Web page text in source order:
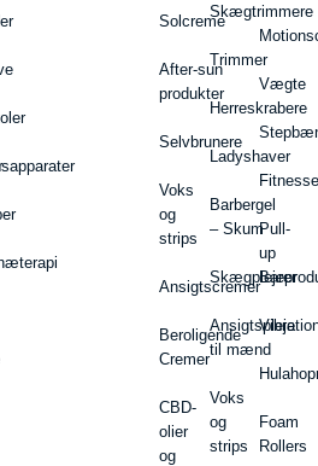
Solcreme
After-sun
produkter
Selvbrunere
Voks
og
strips
Ansigtscremer
Beroligende
Cremer
CBD-
olier
og
Skægtrimmere
Trimmer
Herreskrabere
Ladyshaver
Barbergel
– Skum
Ansigtspleje
til mænd
Voks
og
strips
Vægte
Pull-
up
Barer
Foam
Rollers